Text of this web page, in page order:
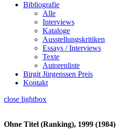
Bibliografie
Alle
Interviews
Kataloge
Ausstellungskritiken
Essays / Interviews
Texte
Autorenliste
Birgit Jürgenssen Preis
Kontakt
close lightbox
Ohne Titel (Ranking), 1999 (1984)